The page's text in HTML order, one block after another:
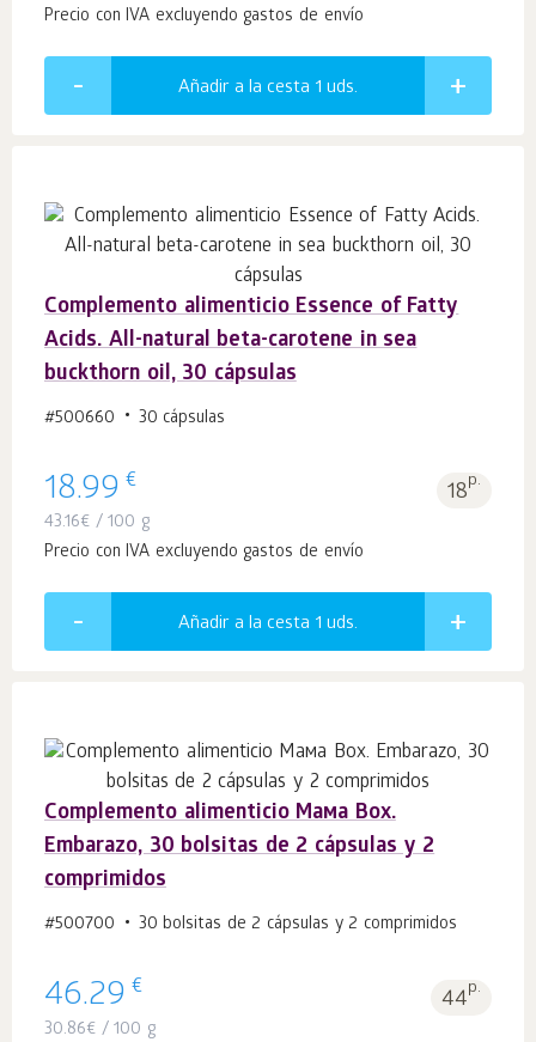
Precio con IVA excluyendo gastos de envío
Añadir a la cesta 1 uds.
Complemento alimenticio Essence of Fatty
Acids. All-natural beta-carotene in sea
buckthorn oil, 30 cápsulas
#500660 30 cápsulas
18.99 € 18p.
43.16€ / 100 g
Precio con IVA excluyendo gastos de envío
Añadir a la cesta 1 uds.
Complemento alimenticio Мама Box.
Embarazo, 30 bolsitas de 2 cápsulas y 2
comprimidos
#500700 30 bolsitas de 2 cápsulas y 2 comprimidos
46.29 € 44p.
30.86€ / 100 g